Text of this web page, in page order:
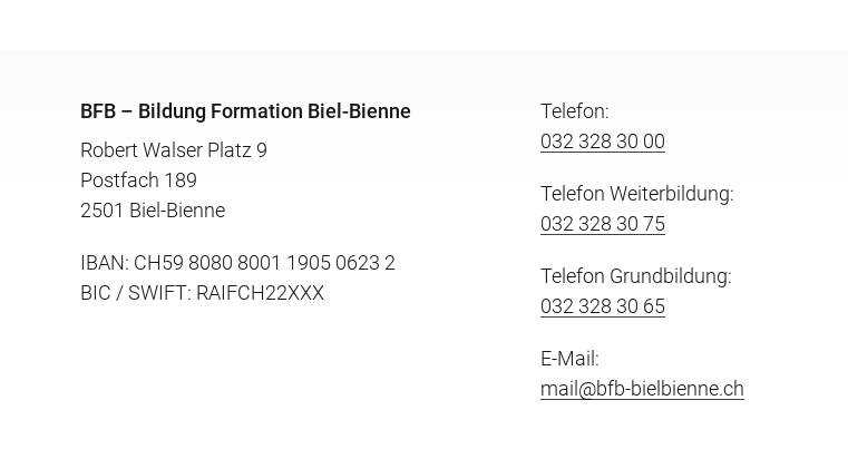
BFB – Bildung Formation Biel-Bienne
Robert Walser Platz 9
Postfach 189
2501 Biel-Bienne
IBAN: CH59 8080 8001 1905 0623 2
BIC / SWIFT: RAIFCH22XXX
Telefon:
032 328 30 00
Telefon Weiterbildung:
032 328 30 75
Telefon Grundbildung:
032 328 30 65
E-Mail:
mail@bfb-bielbienne.ch